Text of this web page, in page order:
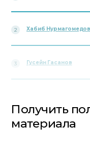
2 Хабиб Нурмагомедов
3 Гусейн Гасанов
Получить
материала